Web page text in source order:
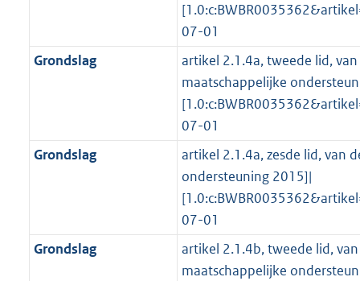
07-01
Grondslag
artikel 2.1.4a, tweede lid,
maatschappelijke
07-01
Grondslag
artikel 2.1.4a, zesde lid, van
ondersteuning 2015]|
07-01
Grondslag
artikel 2.1.4b, tweede lid,
maatschappelijke